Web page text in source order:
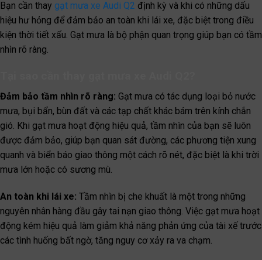
Bạn cần thay gạt mưa xe Audi Q2 định kỳ và khi có những dấu
hiệu hư hỏng để đảm bảo an toàn khi lái xe, đặc biệt trong điều
kiện thời tiết xấu. Gạt mưa là bộ phận quan trọng giúp bạn có tầm
nhìn rõ ràng.
Đảm bảo tầm nhìn rõ ràng: Gạt mưa có tác dụng loại bỏ nước
mưa, bụi bẩn, bùn đất và các tạp chất khác bám trên kính chắn
gió. Khi gạt mưa hoạt động hiệu quả, tầm nhìn của bạn sẽ luôn
được đảm bảo, giúp bạn quan sát đường, các phương tiện xung
quanh và biển báo giao thông một cách rõ nét, đặc biệt là khi trời
mưa lớn hoặc có sương mù.
An toàn khi lái xe: Tầm nhìn bị che khuất là một trong những
nguyên nhân hàng đầu gây tai nạn giao thông. Việc gạt mưa hoạt
động kém hiệu quả làm giảm khả năng phản ứng của tài xế trước
các tình huống bất ngờ, tăng nguy cơ xảy ra va chạm.